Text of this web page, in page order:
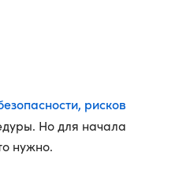
рисков
Но для начала
нужно.